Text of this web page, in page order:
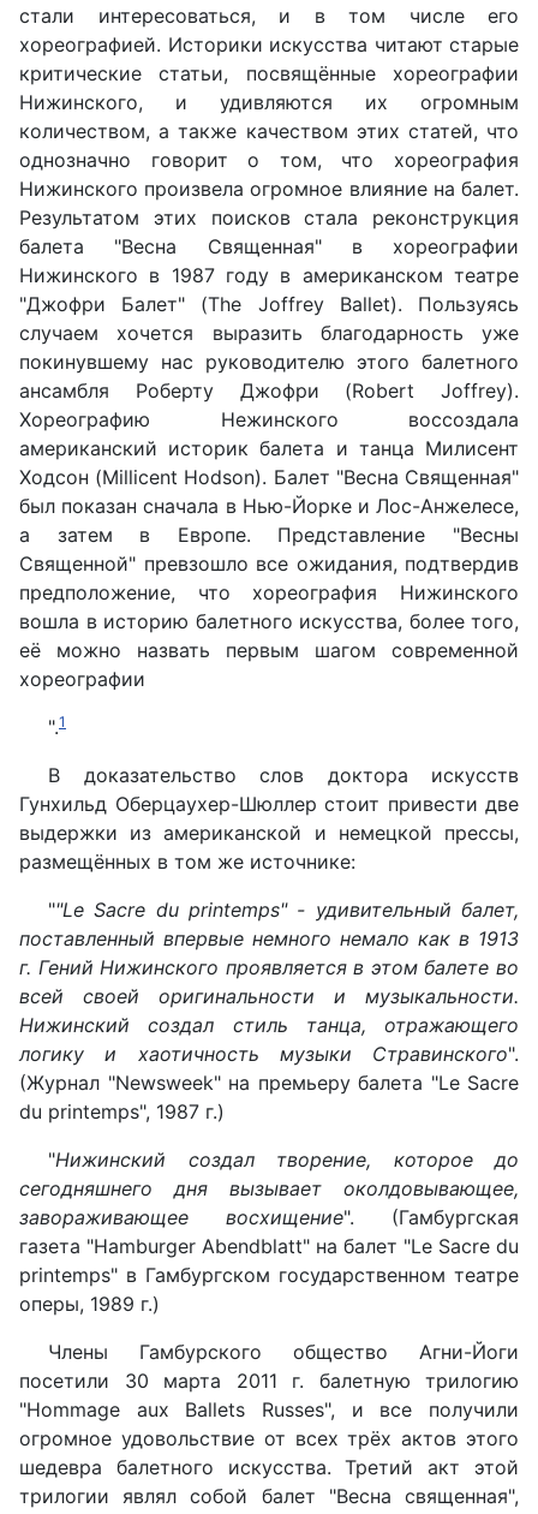
стали интересоваться, и в том числе его
хореографией. Историки искусства читают старые
критические статьи, посвящённые хореографии
Нижинского, и удивляются их огромным
количеством, а также качеством этих статей, что
однозначно говорит о том, что хореография
Нижинского произвела огромное влияние на балет.
Результатом этих поисков стала реконструкция
балета "Весна Священная" в хореографии
Нижинского в 1987 году в американском театре
"Джофри Балет" (The Joffrey Ballet). Пользуясь
случаем хочется выразить благодарность уже
покинувшему нас руководителю этого балетного
ансамбля Роберту Джофри (Robert Joffrey).
Хореографию Нежинского воссоздала
американский историк балета и танца Милисент
Ходсон (Millicent Hodson). Балет "Весна Священная"
был показан сначала в Нью-Йорке и Лос-Анжелесе,
а затем в Европе. Представление "Весны
Священной" превзошло все ожидания, подтвердив
предположение, что хореография Нижинского
вошла в историю балетного искусства, более того,
её можно назвать первым шагом современной
хореографии
".1
В доказательство слов доктора искусств
Гунхильд Оберцаухер-Шюллер стоит привести две
выдержки из американской и немецкой прессы,
размещённых в том же источнике:
""Le Sacre du printemps" - удивительный балет,
поставленный впервые немного немало как в 1913
г. Гений Нижинского проявляется в этом балете во
всей своей оригинальности и музыкальности.
Нижинский создал стиль танца, отражающего
логику и хаотичность музыки Стравинского".
(Журнал "Newsweek" на премьеру балета "Le Sacre
du printemps", 1987 г.)
"Нижинский создал творение, которое до
сегодняшнего дня вызывает околдовывающее,
завораживающее восхищение". (Гамбургская
газета "Hamburger Abendblatt" на балет "Le Sacre du
printemps" в Гамбургском государственном театре
оперы, 1989 г.)
Члены Гамбурского общество Агни-Йоги
посетили 30 марта 2011 г. балетную трилогию
"Hommage aux Ballets Russes", и все получили
огромное удовольствие от всех трёх актов этого
шедевра балетного искусства. Третий акт этой
трилогии являл собой балет "Весна священная",